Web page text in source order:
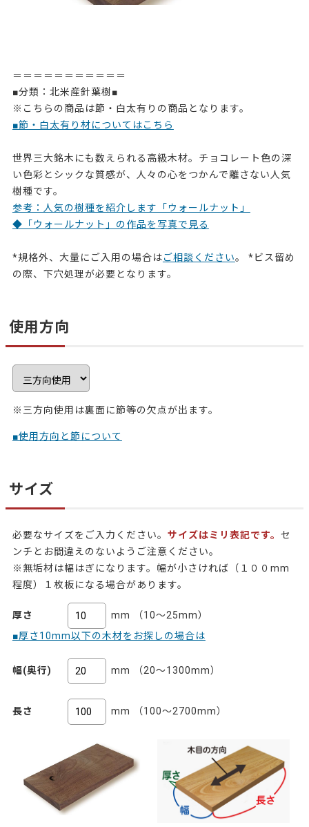
＝＝＝＝＝＝＝＝＝＝＝
■分類：北米産針葉樹■
※こちらの商品は節・白太有りの商品となります。
■節・白太有り材についてはこちら
世界三大銘木にも数えられる高級木材。チョコレート色の深
い色彩とシックな質感が、人々の心をつかんで離さない人気
樹種です。
参考：人気の樹種を紹介します「ウォールナット」
◆「ウォールナット」の作品を写真で見る
*規格外、大量にご入用の場合はご相談ください。
*ビス留め
の際、下穴処理が必要となります。
使用方向
※三方向使用は裏面に節等の欠点が出ます。
■使用方向と節について
サイズ
必要なサイズをご入力ください。 サイズはミリ表記です。 セ
ンチとお間違えのないようご注意ください。
※無垢材は幅はぎになります。幅が小さければ（１００mm
程度）１枚板になる場合があります。
厚さ
mm （10～25mm）
■厚さ10mm以下の木材をお探しの場合は
幅(奥行) mm （20～1300mm）
長さ mm （100～2700mm）